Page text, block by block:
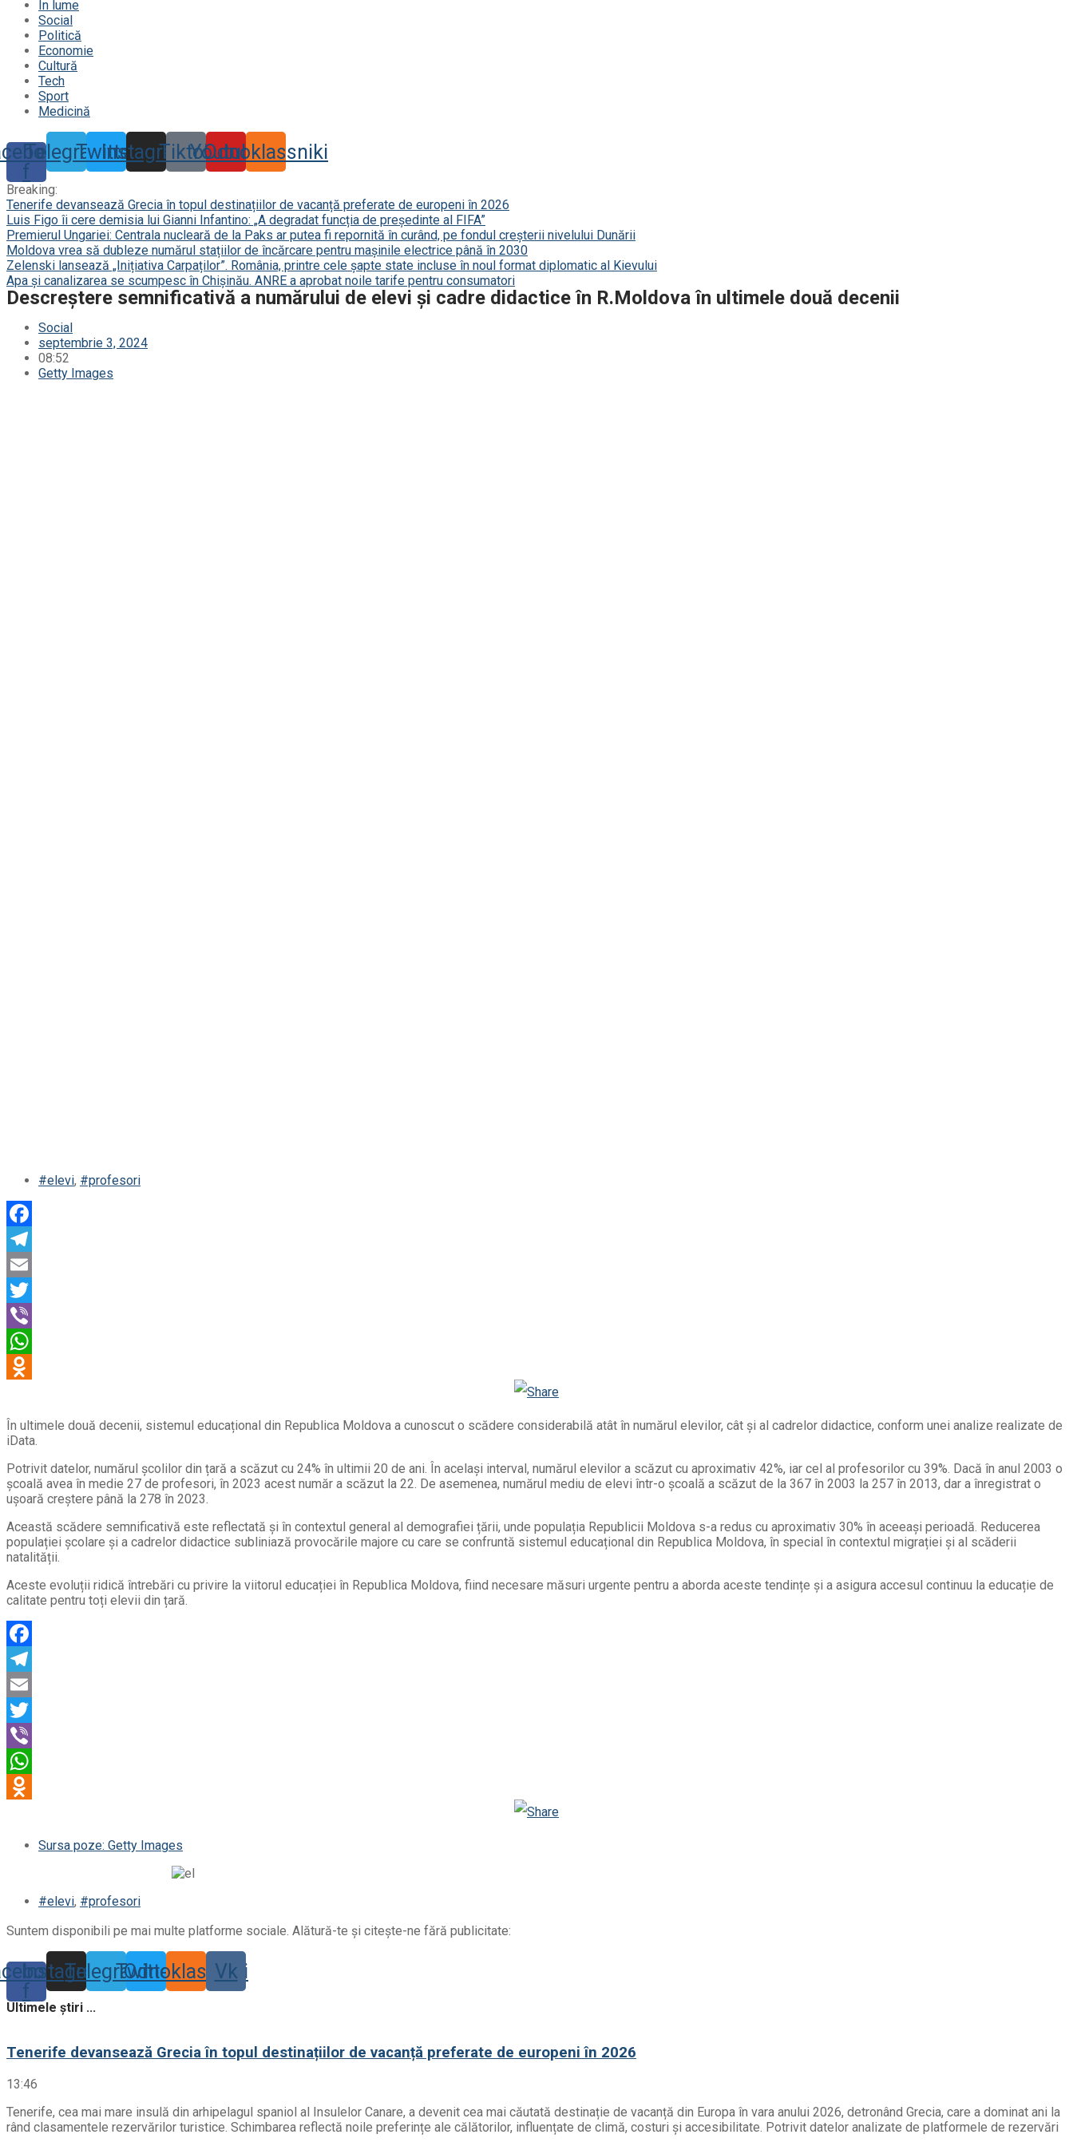
În lume
Social
Politică
Economie
Cultură
Tech
Sport
Medicină
f
TelegramTwitter
Instagram
TiktokYoutube
Odnoklassniki
Breaking:
Tenerife devansează Grecia în topul destinațiilor de vacanță preferate de europeni în 2026
Luis Figo îi cere demisia lui Gianni Infantino: „A degradat funcția de președinte al FIFA”
Premierul Ungariei: Centrala nucleară de la Paks ar putea fi repornită în curând, pe fondul creșterii nivelului Dunării
Moldova vrea să dubleze numărul stațiilor de încărcare pentru mașinile electrice până în 2030
Zelenski lansează „Inițiativa Carpaților”. România, printre cele șapte state incluse în noul format diplomatic al Kievului
Apa și canalizarea se scumpesc în Chișinău. ANRE a aprobat noile tarife pentru consumatori
Descreștere semnificativă a numărului de elevi și cadre didactice în R.Moldova în ultimele două decenii
Social
septembrie 3, 2024
08:52
Getty Images
#elevi, #profesori
Odnoklassniki
În ultimele două decenii, sistemul educațional din Republica Moldova a cunoscut o scădere considerabilă atât în numărul elevilor, cât și al cadrelor didactice, conform unei analize realizate de
iData.
Potrivit datelor, numărul școlilor din țară a scăzut cu 24% în ultimii 20 de ani. În același interval, numărul elevilor a scăzut cu aproximativ 42%, iar cel al profesorilor cu 39%. Dacă în anul 2003 o
școală avea în medie 27 de profesori, în 2023 acest număr a scăzut la 22. De asemenea, numărul mediu de elevi într-o școală a scăzut de la 367 în 2003 la 257 în 2013, dar a înregistrat o
ușoară creștere până la 278 în 2023.
Această scădere semnificativă este reflectată și în contextul general al demografiei țării, unde populația Republicii Moldova s-a redus cu aproximativ 30% în aceeași perioadă. Reducerea
populației școlare și a cadrelor didactice subliniază provocările majore cu care se confruntă sistemul educațional din Republica Moldova, în special în contextul migrației și al scăderii
natalității.
Aceste evoluții ridică întrebări cu privire la viitorul educației în Republica Moldova, fiind necesare măsuri urgente pentru a aborda aceste tendințe și a asigura accesul continuu la educație de
calitate pentru toți elevii din țară.
Odnoklassniki
Sursa poze: Getty Images
#elevi, #profesori
Suntem disponibili pe mai multe platforme sociale. Alătură-te și citește-ne fără publicitate:
f
Instagram
TelegramTwitter
Odnoklassniki
Vk
Ultimele știri ...
Tenerife devansează Grecia în topul destinațiilor de vacanță preferate de europeni în 2026
13:46
Tenerife, cea mai mare insulă din arhipelagul spaniol al Insulelor Canare, a devenit cea mai căutată destinație de vacanță din Europa în vara anului 2026, detronând Grecia, care a dominat ani la
rând clasamentele rezervărilor turistice. Schimbarea reflectă noile preferințe ale călătorilor, influențate de climă, costuri și accesibilitate. Potrivit datelor analizate de platformele de rezervări